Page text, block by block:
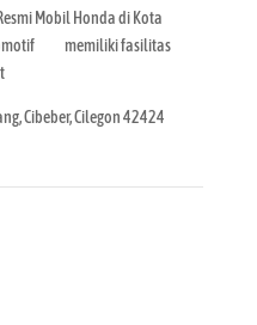
Mobil Honda di Kota
memiliki fasilitas
Cibeber, Cilegon 42424